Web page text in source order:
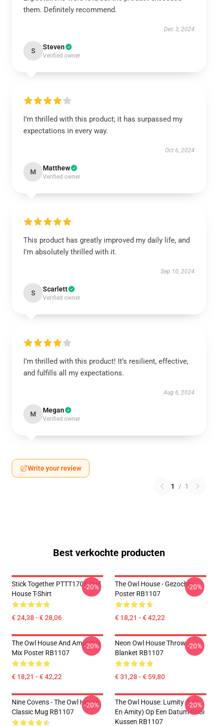
them. Definitely recommend.
Dec 3, 2024
S Steven
Verified owner
I’m thrilled with this product; it has surpassed my
expectations in every way.
Oct 6, 2024
M Matthew
Verified owner
This product has greatly improved my daily life, and
I'm absolutely thrilled with it.
Sep 10, 2024
S Scarlett
Verified owner
I’m thrilled with this product! It’s resilient, effective,
and fulfills all my expectations.
Aug 6, 2024
M Megan
Verified owner
Write your review
1 / 1
Best verkochte producten
Stick Together PTTT1706 Owl
House T-Shirt
€ 24,38 - € 28,06
-20%
The Owl House - Gezochte
Poster RB1107
€ 18,21 - € 42,22
-20%
The Owl House And Amphibia
Mix Poster RB1107
€ 18,21 - € 42,22
-20%
Neon Owl House Throw
Blanket RB1107
€ 31,28 - € 59,80
-20%
Nine Covens - The Owl House
Classic Mug RB1107
-20%
The Owl House: Lumity (Luz
En Amity) Op Een Datum Gooi
Kussen RB1107
-20%